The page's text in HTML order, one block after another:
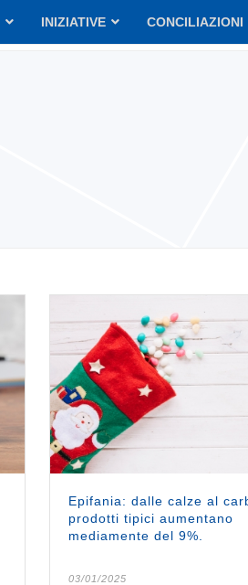
INIZIATIVE CONCILIAZIONI
Epifania: dalle calze al
prodotti tipici aumentano
mediamente del 9%.
03/01/2025